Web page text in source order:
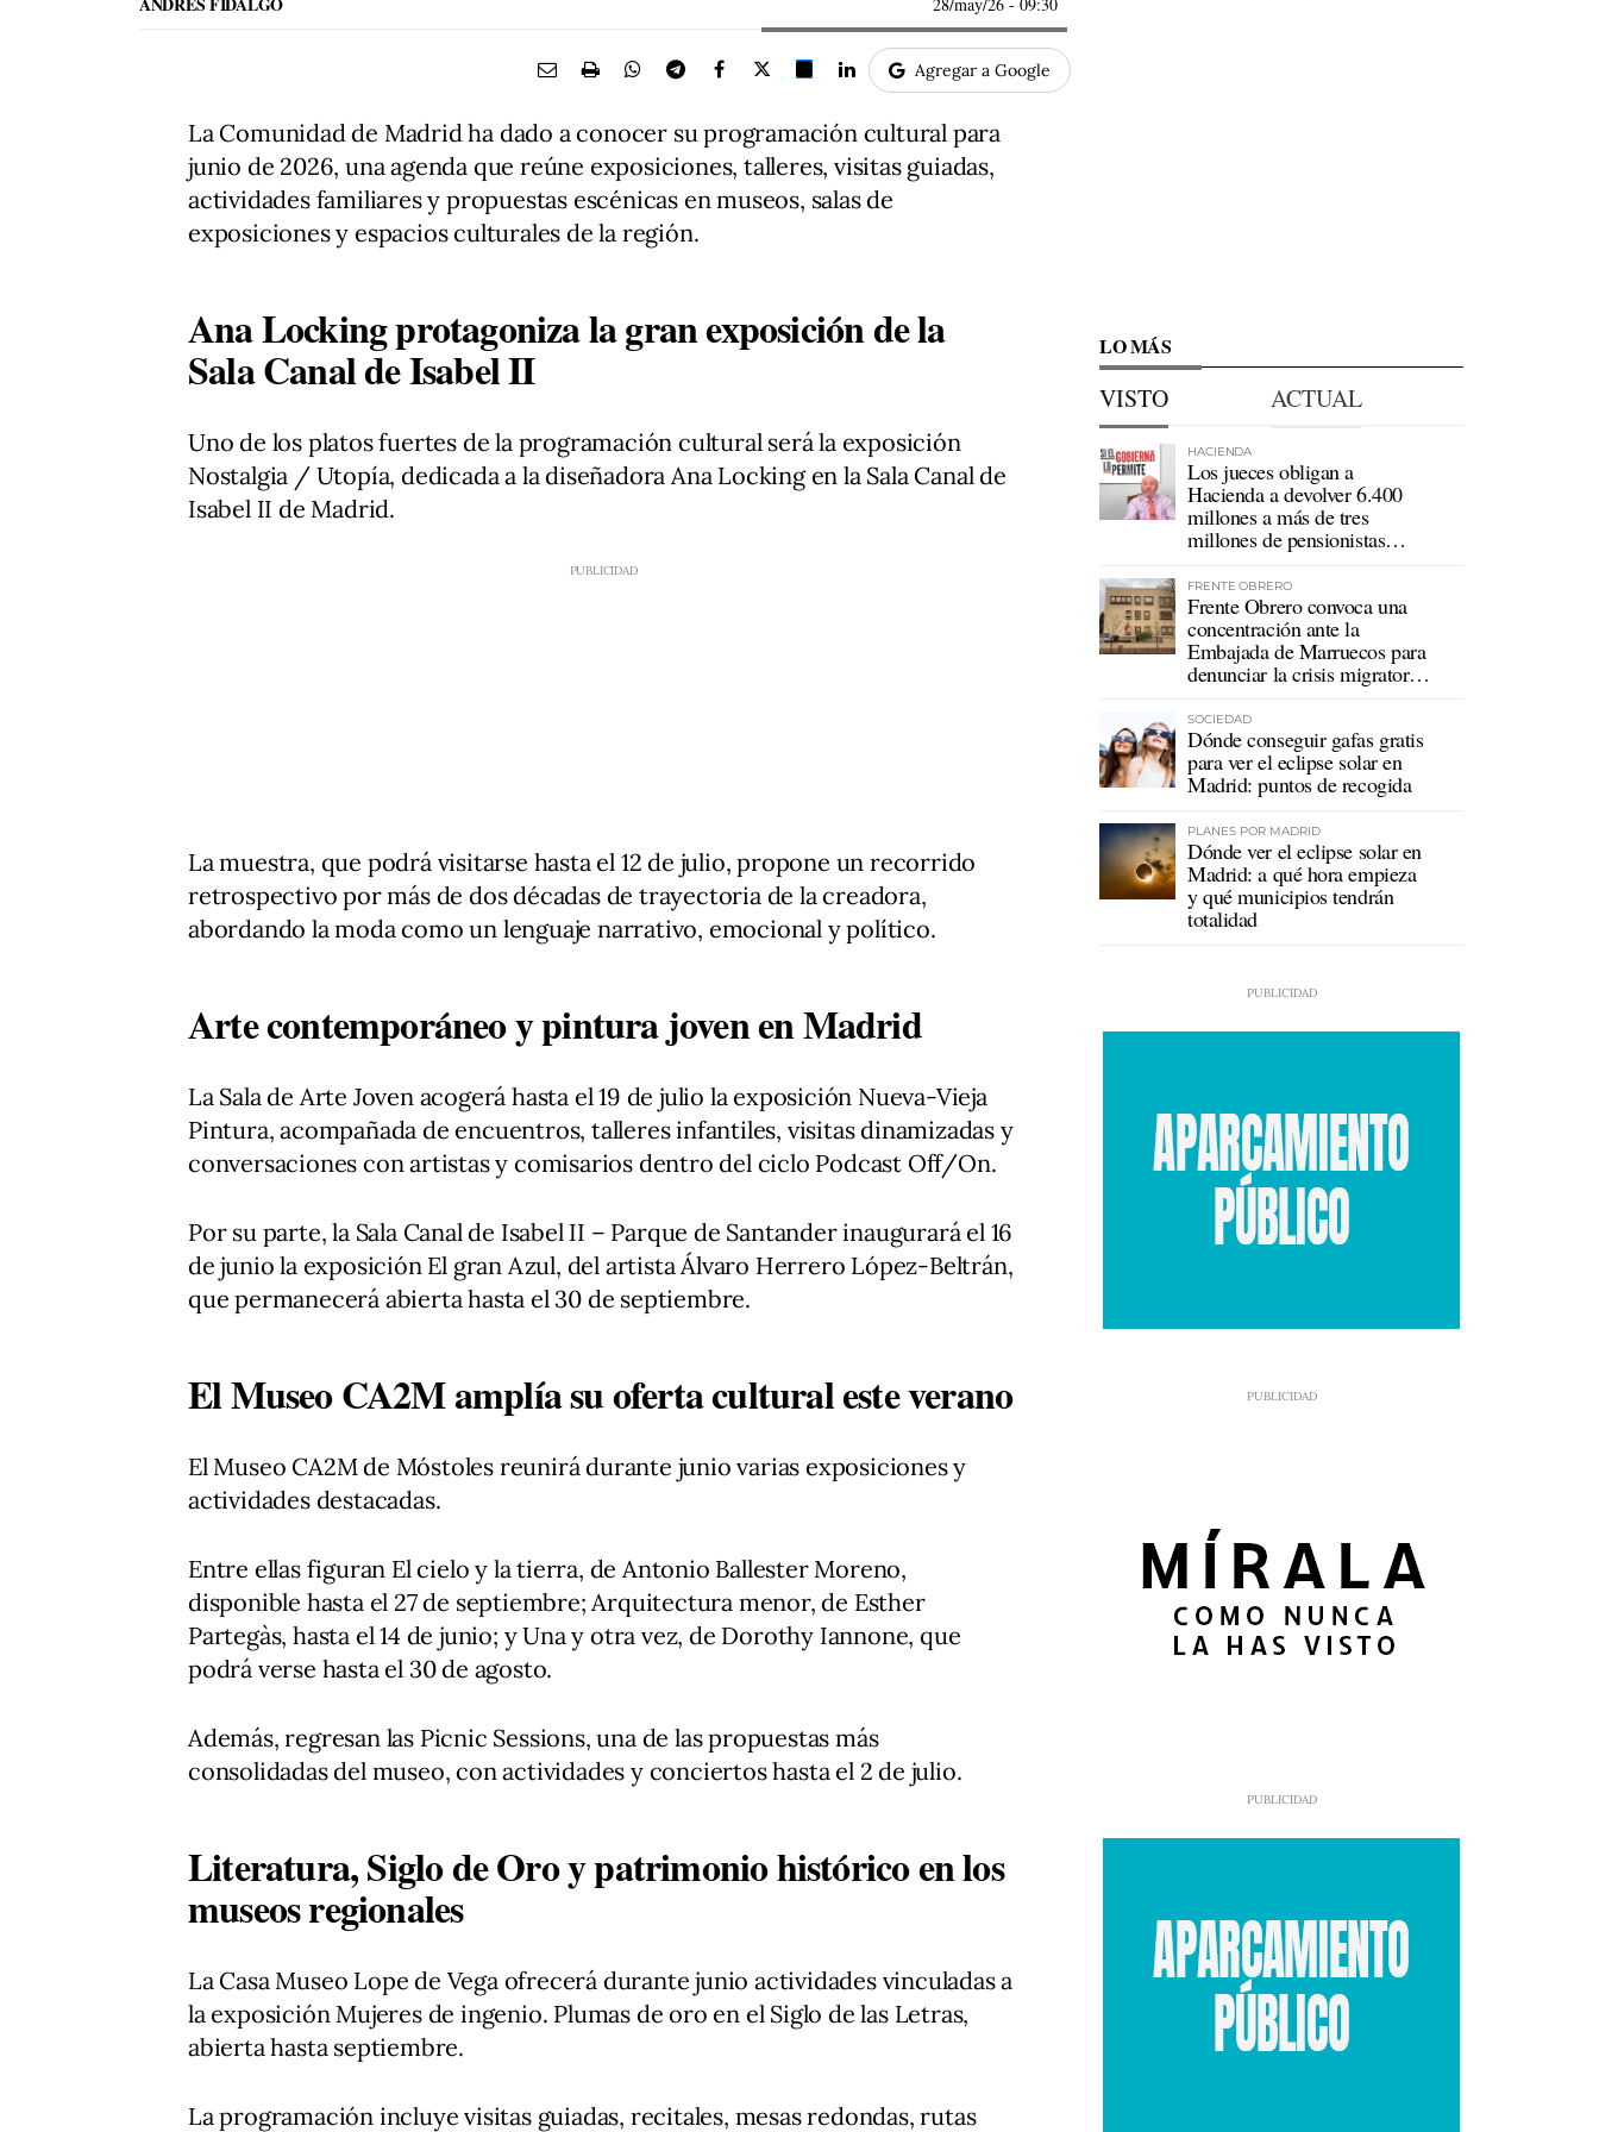
Agregar a Google
La Comunidad de Madrid ha dado a conocer su programación cultural para
junio de 2026, una agenda que reúne exposiciones, talleres, visitas guiadas,
actividades familiares y propuestas escénicas en museos, salas de
exposiciones y espacios culturales de la región.
Ana Locking protagoniza la gran exposición de la
Sala Canal de Isabel II
Uno de los platos fuertes de la programación cultural será la exposición
Nostalgia / Utopía, dedicada a la diseñadora Ana Locking en la Sala Canal de
Isabel II de Madrid.
La muestra, que podrá visitarse hasta el 12 de julio, propone un recorrido
retrospectivo por más de dos décadas de trayectoria de la creadora,
abordando la moda como un lenguaje narrativo, emocional y político.
Arte contemporáneo y pintura joven en Madrid
La Sala de Arte Joven acogerá hasta el 19 de julio la exposición Nueva-Vieja
Pintura, acompañada de encuentros, talleres infantiles, visitas dinamizadas y
conversaciones con artistas y comisarios dentro del ciclo Podcast Off/On.
Por su parte, la Sala Canal de Isabel II – Parque de Santander inaugurará el 16
de junio la exposición El gran Azul, del artista Álvaro Herrero López-Beltrán,
que permanecerá abierta hasta el 30 de septiembre.
El Museo CA2M amplía su oferta cultural este verano
El Museo CA2M de Móstoles reunirá durante junio varias exposiciones y
actividades destacadas.
Entre ellas figuran El cielo y la tierra, de Antonio Ballester Moreno,
disponible hasta el 27 de septiembre; Arquitectura menor, de Esther
Partegàs, hasta el 14 de junio; y Una y otra vez, de Dorothy Iannone, que
podrá verse hasta el 30 de agosto.
Además, regresan las Picnic Sessions, una de las propuestas más
consolidadas del museo, con actividades y conciertos hasta el 2 de julio.
Literatura, Siglo de Oro y patrimonio histórico en los
museos regionales
La Casa Museo Lope de Vega ofrecerá durante junio actividades vinculadas a
la exposición Mujeres de ingenio. Plumas de oro en el Siglo de las Letras,
abierta hasta septiembre.
La programación incluye visitas guiadas, recitales, mesas redondas, rutas
LO MÁS
VISTO ACTUAL
HACIENDA
Los jueces obligan a
Hacienda a devolver 6.400
millones a más de tres
millones de pensionistas
FRENTE OBRERO
Frente Obrero convoca una
concentración ante la
Embajada de Marruecos para
denunciar la crisis migratoria
SOCIEDAD
Dónde conseguir gafas gratis
para ver el eclipse solar en
Madrid: puntos de recogida
PLANES POR MADRID
Dónde ver el eclipse solar en
Madrid: a qué hora empieza
y qué municipios tendrán
totalidad